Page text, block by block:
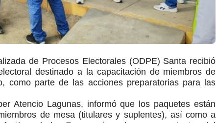
de Procesos Electorales (ODPE) Santa recibió
destinado a la capacitación de miembros de
como parte de las acciones preparatorias para las
Atencio Lagunas, informó que los paquetes están
de mesa (titulares y suplentes), así como a